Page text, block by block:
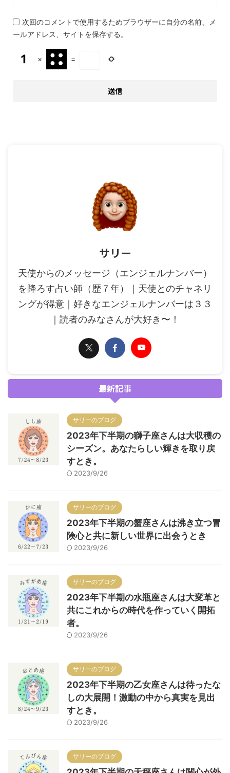
次回のコメントで使用するためブラウザーに自分の名前、メ
ールアドレス、サイトを保存する。
× =
サリー
天使からのメッセージ（エンジェルナンバー）
を降ろす占い師（歴７年）｜天使とのチャネリ
ングが得意｜好きなエンジェルナンバーは３３
｜読者のみなさんが大好き〜！
最新記事
サリーのブログ
2023年下半期の獅子座さんは大収穫の
シーズン。あなたらしい輝きを取り戻
すとき。
2023/9/26
サリーのブログ
2023年下半期の蟹座さんは沸き立つ冒
険心と共に新しい世界に出会うとき
2023/9/26
サリーのブログ
2023年下半期の水瓶座さんは大変革と
共にこれからの時代を作っていく開拓
者。
2023/9/26
サリーのブログ
2023年下半期の乙女座さんは待ったな
しの大展開！激動の中から真実を見出
すとき。
2023/9/26
サリーのブログ